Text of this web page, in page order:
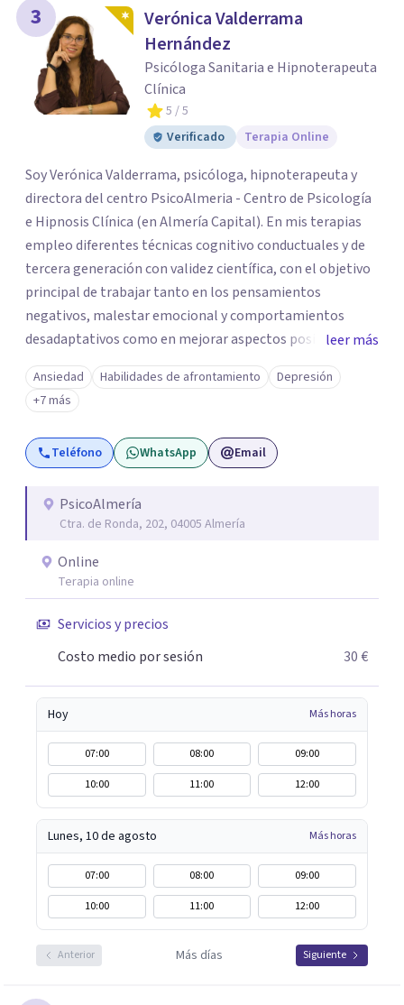
3
Verónica Valderrama
Hernández
Psicóloga Sanitaria e Hipnoterapeuta
Clínica
5 / 5
Verificado
Terapia Online
Soy Verónica Valderrama, psicóloga, hipnoterapeuta y
directora del centro PsicoAlmeria - Centro de Psicología
e Hipnosis Clínica (en Almería Capital). En mis terapias
empleo diferentes técnicas cognitivo conductuales y de
tercera generación con validez científica, con el objetivo
principal de trabajar tanto en los pensamientos
negativos, malestar emocional y comportamientos
desadaptativos como en mejorar aspectos positivos,
habilidades y desarrollo personal. ¡Tus objetivos son los
míos y juntos los alcanzaremos!. Mi objetivo principal es
que consigas el bienestar y equilibrio que buscas, siendo
consciente de que cada persona es diferente y por ello
inicialmente realizaremos una adecuada evaluación para
personalizado. Utilizo diferentes técnicas psicológicas
aunque mi especialidad es la hipnosis clínica, como
eficacia, reduciendo el tiempo de tratamiento y
consiguiendo cambios positivos desde la primera sesión.
¿Tienes dudas de cómo enfocaré tu problema o situación?
momento de dar el paso a una nueva etapa en tu vida.
leer más
Ansiedad Habilidades de afrontamiento
Depresión
+7 más
Teléfono WhatsApp Email
PsicoAlmería
Ctra. de Ronda, 202, 04005 Almería
Online
Terapia online
Servicios y precios
Costo medio por sesión
30 €
Hoy Más horas
07:00 08:00
09:00
10:00
11:00 12:00
Lunes, 10 de agosto Más horas
07:00 08:00
09:00
10:00
11:00 12:00
Anterior Más días Siguiente